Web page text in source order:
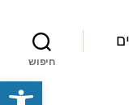
פתח סרגל נגישות
חיפוש